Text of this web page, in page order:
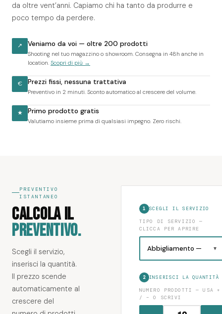
da oltre vent’anni. Capiamo chi ha tanto da produrre e
poco tempo da perdere.
↗ Veniamo da voi — oltre 200 prodotti
Shooting nel tuo magazzino o showroom. Consegna in 48h anche in
location. Scopri di più →
€ Prezzi fissi, nessuna trattativa
Preventivo in 2 minuti. Sconto automatico al crescere del volume.
★ Primo prodotto gratis
Valutiamo insieme prima di qualsiasi impegno. Zero rischi.
PREVENTIVO
ISTANTANEO
CALCOLA IL
PREVENTIVO.
Scegli il servizio,
inserisci la quantità.
Il prezzo scende
automaticamente al
crescere del
1 SCEGLI IL SERVIZIO
TIPO DI SERVIZIO —
CLICCA PER APRIRE
2 INSERISCI LA QUANTITÀ
NUMERO PRODOTTI — USA +
/ − O SCRIVI